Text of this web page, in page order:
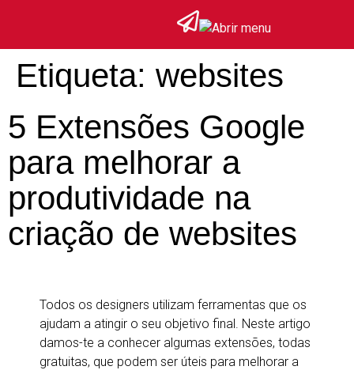
Etiqueta: websites
5 Extensões Google
para melhorar a
produtividade na
criação de websites
Todos os designers utilizam ferramentas que os
ajudam a atingir o seu objetivo final. Neste artigo
damos-te a conhecer algumas extensões, todas
gratuitas, que podem ser úteis para melhorar a